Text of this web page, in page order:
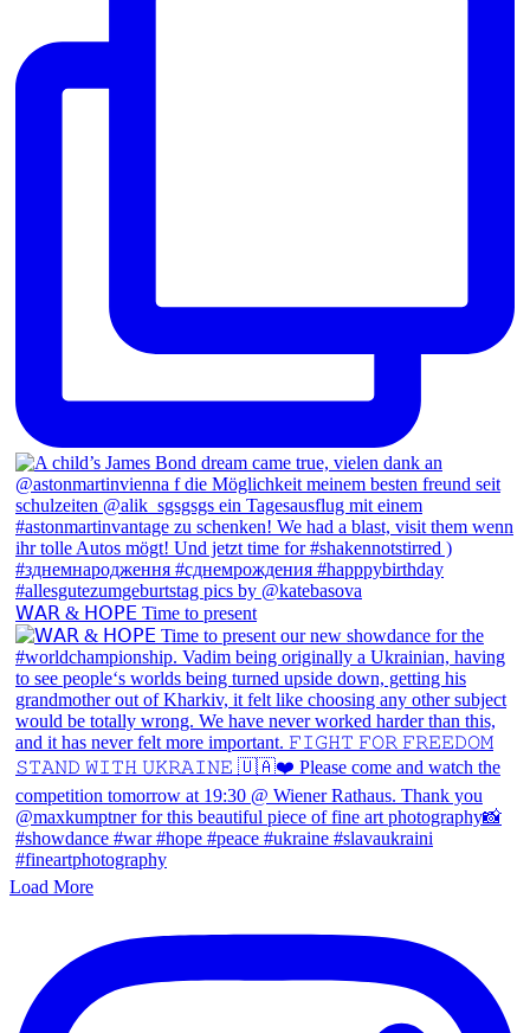
𝖶𝖠𝖱 & 𝖧𝖮𝖯𝖤 Time to present
Load More